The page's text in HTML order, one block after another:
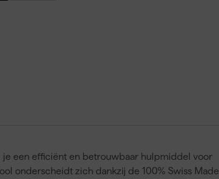
je een efficiënt en betrouwbaar hulpmiddel voor
onderscheidt zich dankzij de 100% Swiss Made